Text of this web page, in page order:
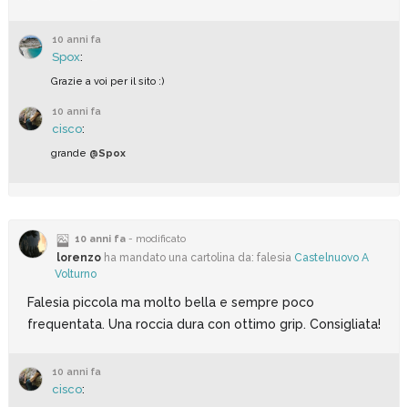
10 anni fa
Spox:
Grazie a voi per il sito :)
10 anni fa
cisco:
grande @Spox
10 anni fa- modificato
lorenzo ha mandato una cartolina da: falesia Castelnuovo A
Volturno
Falesia piccola ma molto bella e sempre poco
frequentata. Una roccia dura con ottimo grip. Consigliata!
10 anni fa
cisco: